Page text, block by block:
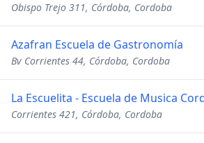
Obispo Trejo 311, Córdoba, Cordoba
Azafran Escuela de Gastronomía
Bv Corrientes 44, Córdoba, Cordoba
La Escuelita - Escuela de Musica
Corrientes 421, Córdoba, Cordoba